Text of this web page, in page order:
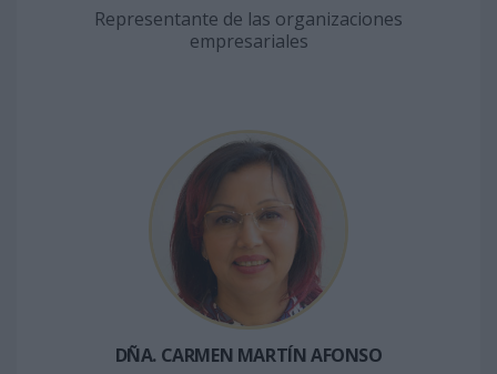
Representante de las organizaciones
empresariales
DÑA. CARMEN MARTÍN AFONSO